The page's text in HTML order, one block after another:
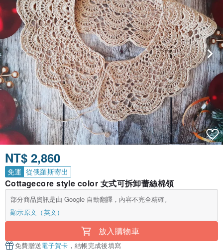
NT$ 2,860
免運 從俄羅斯寄出
Cottagecore style color 女式可拆卸蕾絲棉領
部分商品資訊是由 Google 自動翻譯，內容不完全精確。
顯示原文（英文）
放入購物車
免費贈送電子賀卡 ，結帳完成後填寫